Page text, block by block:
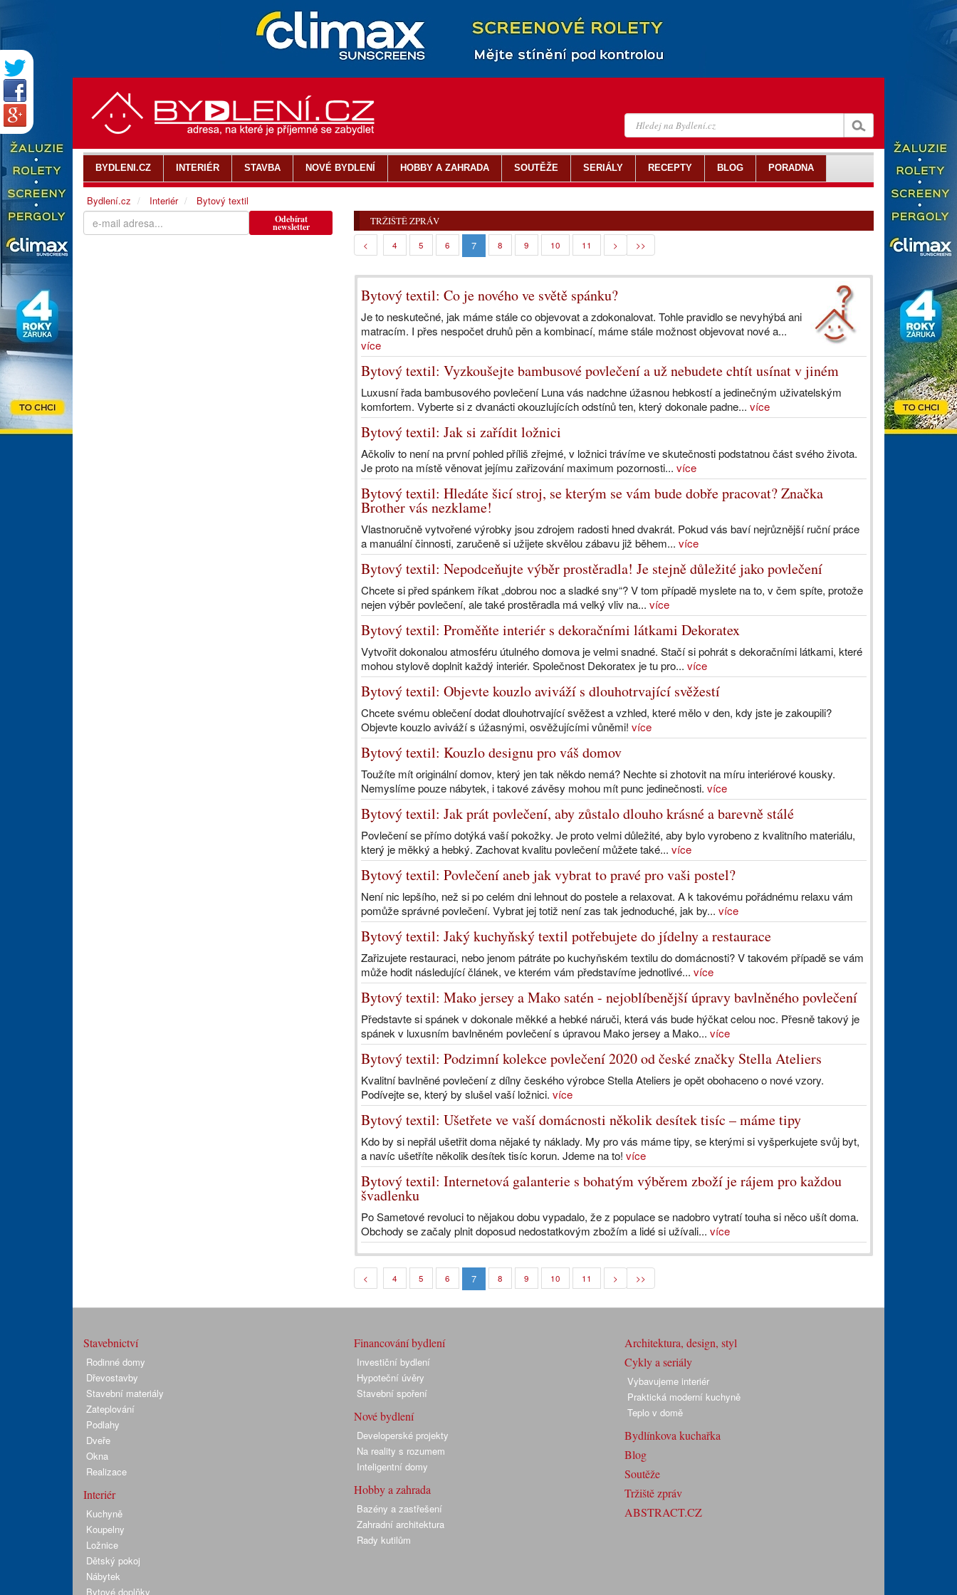
TRŽIŠTĚ ZPRÁV
< 4 5 6 7 8 9 10 11 > >>
Bytový textil: Co je nového ve světě spánku?
Je to neskutečné, jak máme stále co objevovat a zdokonalovat. Tohle pravidlo se nevyhýbá ani
matracím. I přes nespočet druhů pěn a kombinací, máme stále možnost objevovat nové a...
více
Bytový textil: Vyzkoušejte bambusové povlečení a už nebudete chtít usínat v jiném
Luxusní řada bambusového povlečení Luna vás nadchne úžasnou hebkostí a jedinečným uživatelským
komfortem. Vyberte si z dvanácti okouzlujících odstínů ten, který dokonale padne... více
Bytový textil: Jak si zařídit ložnici
Ačkoliv to není na první pohled příliš zřejmé, v ložnici trávíme ve skutečnosti podstatnou část svého života.
Je proto na místě věnovat jejímu zařizování maximum pozornosti... více
Bytový textil: Hledáte šicí stroj, se kterým se vám bude dobře pracovat? Značka
Brother vás nezklame!
Vlastnoručně vytvořené výrobky jsou zdrojem radosti hned dvakrát. Pokud vás baví nejrůznější ruční práce
a manuální činnosti, zaručeně si užijete skvělou zábavu již během... více
Bytový textil: Nepodceňujte výběr prostěradla! Je stejně důležité jako povlečení
Chcete si před spánkem říkat „dobrou noc a sladké sny“? V tom případě myslete na to, v čem spíte, protože
nejen výběr povlečení, ale také prostěradla má velký vliv na... více
Bytový textil: Proměňte interiér s dekoračními látkami Dekoratex
Vytvořit dokonalou atmosféru útulného domova je velmi snadné. Stačí si pohrát s dekoračními látkami, které
mohou stylově doplnit každý interiér. Společnost Dekoratex je tu pro... více
Bytový textil: Objevte kouzlo aviváží s dlouhotrvající svěžestí
Chcete svému oblečení dodat dlouhotrvající svěžest a vzhled, které mělo v den, kdy jste je zakoupili?
Objevte kouzlo aviváží s úžasnými, osvěžujícími vůněmi! více
Bytový textil: Kouzlo designu pro váš domov
Toužíte mít originální domov, který jen tak někdo nemá? Nechte si zhotovit na míru interiérové kousky.
Nemyslíme pouze nábytek, i takové závěsy mohou mít punc jedinečnosti. více
Bytový textil: Jak prát povlečení, aby zůstalo dlouho krásné a barevně stálé
Povlečení se přímo dotýká vaší pokožky. Je proto velmi důležité, aby bylo vyrobeno z kvalitního materiálu,
který je měkký a hebký. Zachovat kvalitu povlečení můžete také... více
Bytový textil: Povlečení aneb jak vybrat to pravé pro vaši postel?
Není nic lepšího, než si po celém dni lehnout do postele a relaxovat. A k takovému pořádnému relaxu vám
pomůže správné povlečení. Vybrat jej totiž není zas tak jednoduché, jak by... více
Bytový textil: Jaký kuchyňský textil potřebujete do jídelny a restaurace
Zařizujete restauraci, nebo jenom pátráte po kuchyňském textilu do domácnosti? V takovém případě se vám
může hodit následující článek, ve kterém vám představíme jednotlivé... více
Bytový textil: Mako jersey a Mako satén - nejoblíbenější úpravy bavlněného povlečení
Představte si spánek v dokonale měkké a hebké náruči, která vás bude hýčkat celou noc. Přesně takový je
spánek v luxusním bavlněném povlečení s úpravou Mako jersey a Mako... více
Bytový textil: Podzimní kolekce povlečení 2020 od české značky Stella Ateliers
Kvalitní bavlněné povlečení z dílny českého výrobce Stella Ateliers je opět obohaceno o nové vzory.
Podívejte se, který by slušel vaší ložnici. více
Bytový textil: Ušetřete ve vaší domácnosti několik desítek tisíc – máme tipy
Kdo by si nepřál ušetřit doma nějaké ty náklady. My pro vás máme tipy, se kterými si vyšperkujete svůj byt,
a navíc ušetříte několik desítek tisíc korun. Jdeme na to! více
Bytový textil: Internetová galanterie s bohatým výběrem zboží je rájem pro každou
švadlenku
Po Sametové revoluci to nějakou dobu vypadalo, že z populace se nadobro vytratí touha si něco ušít doma.
Obchody se začaly plnit doposud nedostatkovým zbožím a lidé si užívali... více
< 4 5 6 7 8 9 10 11 > >>
Odebírat
newsletter
BYDLENI.CZ INTERIÉR STAVBA NOVÉ BYDLENÍ HOBBY A ZAHRADA SOUTĚŽE SERIÁLY RECEPTY BLOG PORADNA
Bydlení.cz Interiér Bytový textil
Stavebnictví
Rodinné domy
Dřevostavby
Stavební materiály
Zateplování
Podlahy
Dveře
Okna
Realizace
Interiér
Kuchyně
Koupelny
Ložnice
Dětský pokoj
Nábytek
Bytové doplňky
Financování bydlení
Investiční bydlení
Hypoteční úvěry
Stavební spoření
Nové bydlení
Developerské projekty
Na reality s rozumem
Inteligentní domy
Hobby a zahrada
Bazény a zastřešení
Zahradní architektura
Rady kutilům
Architektura, design, styl
Cykly a seriály
Vybavujeme interiér
Praktická moderní kuchyně
Teplo v domě
Bydlínkova kuchařka
Blog
Soutěže
Tržiště zpráv
ABSTRACT.CZ